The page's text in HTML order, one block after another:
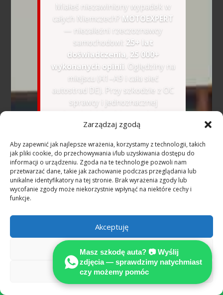
Zarządzaj zgodą
Aby zapewnić jak najlepsze wrażenia, korzystamy z technologii, takich
jak pliki cookie, do przechowywania i/lub uzyskiwania dostępu do
informacji o urządzeniu. Zgoda na te technologie pozwoli nam
przetwarzać dane, takie jak zachowanie podczas przeglądania lub
unikalne identyfikatory na tej stronie. Brak wyrażenia zgody lub
wycofanie zgody może niekorzystnie wpłynąć na niektóre cechy i
funkcje.
Akceptuję
Odmów
Zobacz preferencje
Miałeś niezawiniony wypadek w
całych Niemczech? MOTOEXPERT
— niezależni rzeczoznawcy
samochodowi: 25+ lat
doświadczenia, 25 000+
wykonanych opinii . Oględziny na
miejscu (A1–A9 i cała sieć
autostrad DE). Przy szkodzie z OC
sprawcy i jednoznacznej
koszty rzeczoznawcy co do zasady
(§ 249 BGB).
🇺🇦Розмовляємо українською
— WhatsApp українською
📷 Wyślij zdjęcia na
WhatsApp — bezpłatna
wstępna ocena
Dowiedz się, jak niezależna opinia techniczna

Masz szkodę auta? 📷 Wyślij
zdjęcia — sprawdzimy natychmiast
czy możemy pomóc